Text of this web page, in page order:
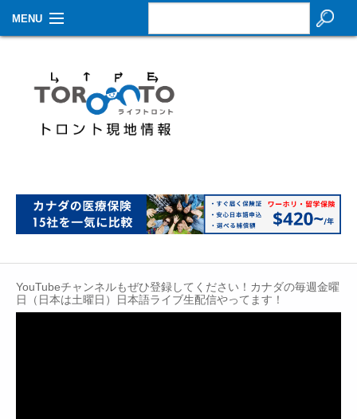
MENU
生活情報
その他
イベントカレンダー
About Us
YouTubeチャンネルもぜひ登録してください！カナダの毎週金曜
日（日本は土曜日）日本語ライブ生配信やってます！